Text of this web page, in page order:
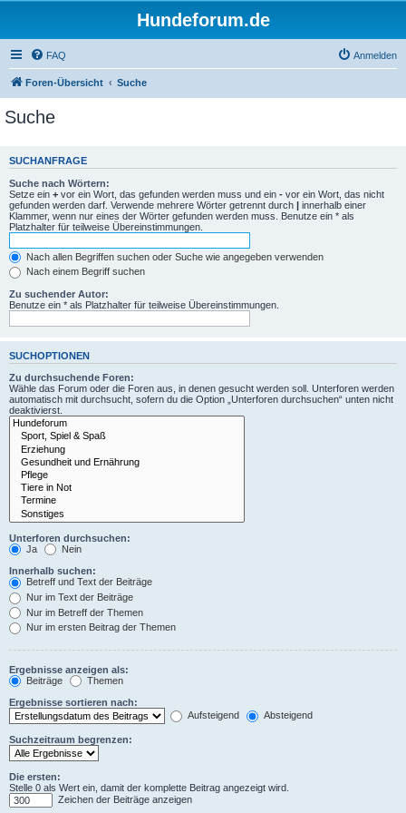
Hundeforum.de
FAQ Anmelden
Foren-Übersicht Suche
Suche
SUCHANFRAGE
Suche nach Wörtern:
Setze ein + vor ein Wort, das gefunden werden muss und ein - vor ein Wort, das nicht
gefunden werden darf. Verwende mehrere Wörter getrennt durch | innerhalb einer
Klammer, wenn nur eines der Wörter gefunden werden muss. Benutze ein * als
Platzhalter für teilweise Übereinstimmungen.
Nach allen Begriffen suchen oder Suche wie angegeben verwenden
Nach einem Begriff suchen
Zu suchender Autor:
Benutze ein * als Platzhalter für teilweise Übereinstimmungen.
SUCHOPTIONEN
Zu durchsuchende Foren:
Wähle das Forum oder die Foren aus, in denen gesucht werden soll. Unterforen werden
automatisch mit durchsucht, sofern du die Option „Unterforen durchsuchen“ unten nicht
deaktivierst.
Unterforen durchsuchen:
Ja
Nein
Innerhalb suchen:
Betreff und Text der Beiträge
Nur im Text der Beiträge
Nur im Betreff der Themen
Nur im ersten Beitrag der Themen
Ergebnisse anzeigen als:
Beiträge
Themen
Ergebnisse sortieren nach:
Aufsteigend
Absteigend
Suchzeitraum begrenzen:
Die ersten:
Stelle 0 als Wert ein, damit der komplette Beitrag angezeigt wird.
Zeichen der Beiträge anzeigen